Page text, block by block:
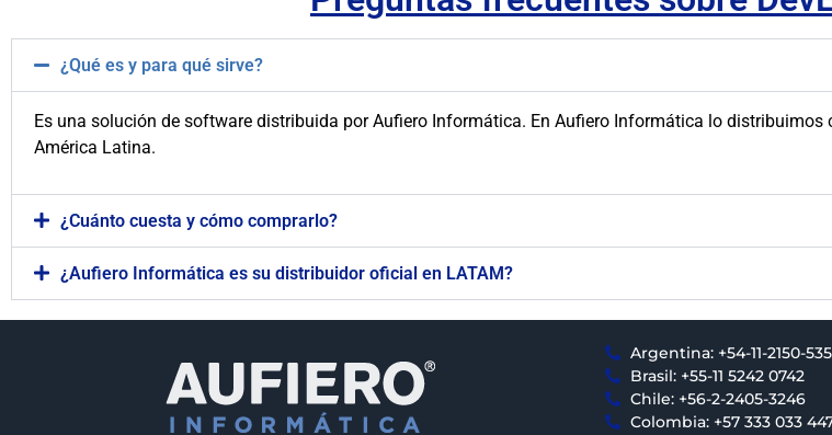
¿Qué es y para qué sirve?
Es una solución de software distribuida por Aufiero Informática. En Aufiero Informática lo distribuimos
América Latina.
¿Cuánto cuesta y cómo comprarlo?
¿Aufiero Informática es su distribuidor oficial​ en LATAM?
Argentina: +54-11-2150-
Brasil: +55-11 5242 0742
Chile: +56-2-2405-3246
Colombia: +57 333 033